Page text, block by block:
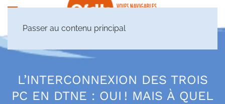
Passer au contenu principal
L’INTERCONNEXION DES TROIS
PC EN DTNE : OUI ! MAIS À QUEL